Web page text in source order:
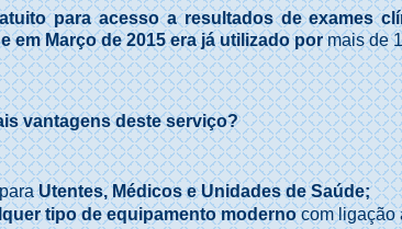
para acesso a resultados de exames
em Março de 2015 era já utilizado pormais de
vantagens deste serviço?
Utentes, Médicos e Unidades de Saúde;
tipo de equipamento modernocom ligação